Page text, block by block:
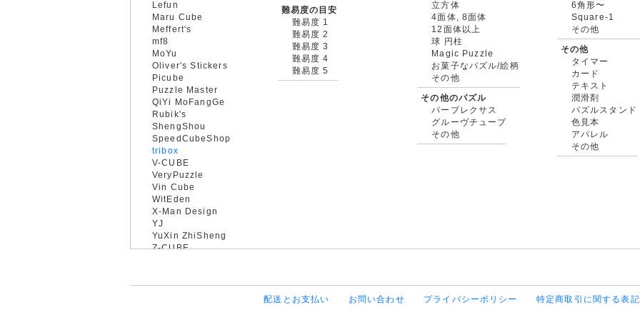
Lefun
Maru Cube
Meffert's
mf8
MoYu
Oliver's Stickers
Picube
Puzzle Master
QiYi MoFangGe
Rubik's
ShengShou
SpeedCubeShop
tribox
V-CUBE
VeryPuzzle
Vin Cube
WitEden
X-Man Design
YJ
YuXin ZhiSheng
Z-CUBE
難易度の目安
難易度 1
難易度 2
難易度 3
難易度 4
難易度 5
立方体
4面体, 8面体
12面体以上
球 円柱
Magic Puzzle
お菓子なパズル/絵柄
その他
その他のパズル
パープレクサス
グルーヴチューブ
その他
6角形〜
Square-1
その他
その他
タイマー
カード
テキスト
潤滑剤
パズルスタンド
色見本
アパレル
その他
配送とお支払い お問い合わせ プライバシーポリシー 特定商取引に関する表記